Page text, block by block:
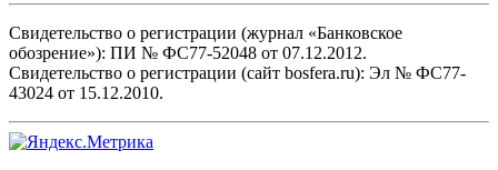
Свидетельство о регистрации (журнал «Банковское
обозрение»): ПИ № ФС77-52048 от 07.12.2012.
Свидетельство о регистрации (сайт bosfera.ru): Эл № ФС77-
43024 от 15.12.2010.